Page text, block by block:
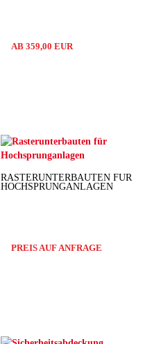
AB 359,00 EUR
RASTERUNTERBAUTEN FÜR
HOCHSPRUNGANLAGEN
PREIS AUF ANFRAGE